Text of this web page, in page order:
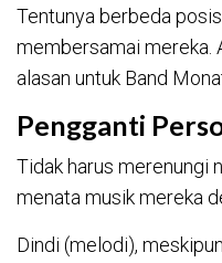
Tentunya berbeda
membersamai mereka.
alasan untuk Band
Pengganti
Tidak harus merenungi
menata musik mereka
Dindi (melodi),